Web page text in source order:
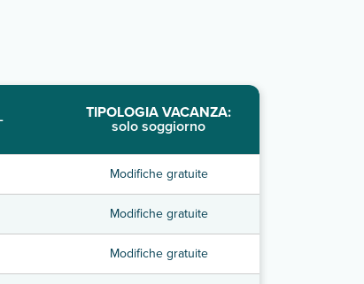
TIPOLOGIA VACANZA:
solo soggiorno
Modifiche gratuite
Modifiche gratuite
Modifiche gratuite